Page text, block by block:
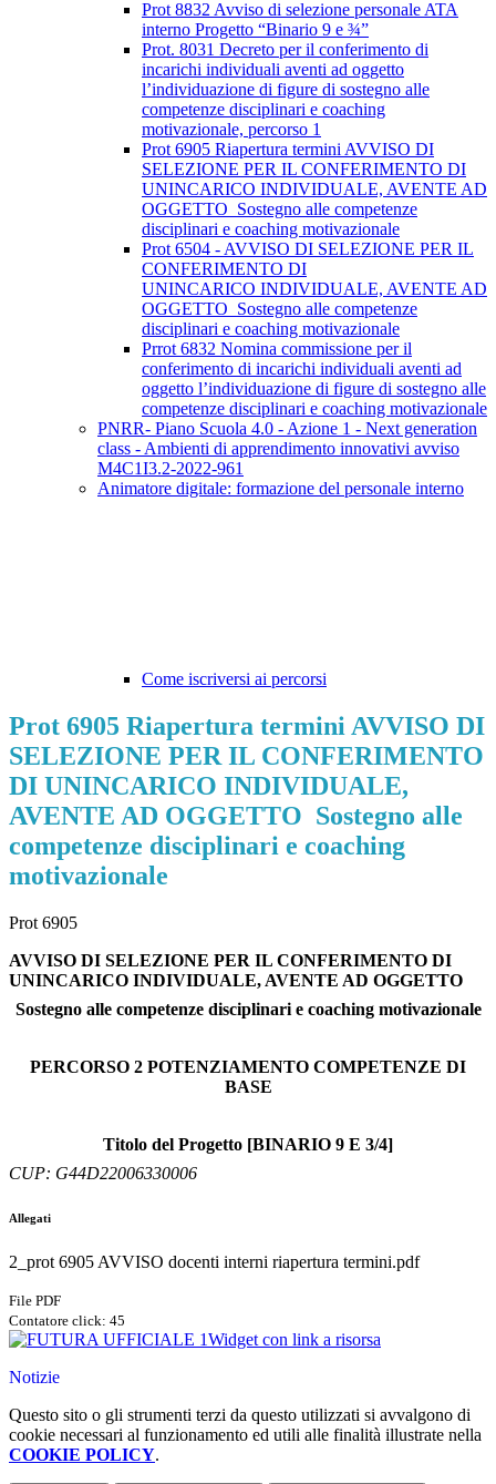
Prot 8832 Avviso di selezione personale ATA
interno Progetto “Binario 9 e ¾”
Prot. 8031 Decreto per il conferimento di
incarichi individuali aventi ad oggetto
l’individuazione di figure di sostegno alle
competenze disciplinari e coaching
motivazionale, percorso 1
Prot 6905 Riapertura termini AVVISO DI
SELEZIONE PER IL CONFERIMENTO DI
UNINCARICO INDIVIDUALE, AVENTE AD
OGGETTO Sostegno alle competenze
disciplinari e coaching motivazionale
Prot 6504 - AVVISO DI SELEZIONE PER IL
CONFERIMENTO DI
UNINCARICO INDIVIDUALE, AVENTE AD
OGGETTO Sostegno alle competenze
disciplinari e coaching motivazionale
Prrot 6832 Nomina commissione per il
conferimento di incarichi individuali aventi ad
oggetto l’individuazione di figure di sostegno alle
competenze disciplinari e coaching motivazionale
PNRR- Piano Scuola 4.0 - Azione 1 - Next generation
class - Ambienti di apprendimento innovativi avviso
M4C1I3.2-2022-961
Animatore digitale: formazione del personale interno
Come iscriversi ai percorsi
Prot 6905 Riapertura termini AVVISO DI
SELEZIONE PER IL CONFERIMENTO
DI UNINCARICO INDIVIDUALE,
AVENTE AD OGGETTO Sostegno alle
competenze disciplinari e coaching
motivazionale
Prot 6905
AVVISO DI SELEZIONE PER IL CONFERIMENTO DI
UNINCARICO INDIVIDUALE, AVENTE AD OGGETTO
Sostegno alle competenze disciplinari e coaching motivazionale
PERCORSO 2 POTENZIAMENTO COMPETENZE DI
BASE
Titolo del Progetto [BINARIO 9 E 3/4]
CUP: G44D22006330006
Allegati
2_prot 6905 AVVISO docenti interni riapertura termini.pdf
File PDF
Contatore click: 45
Widget con link a risorsa
Notizie
Questo sito o gli strumenti terzi da questo utilizzati si avvalgono di
cookie necessari al funzionamento ed utili alle finalità illustrate nella
COOKIE POLICY.